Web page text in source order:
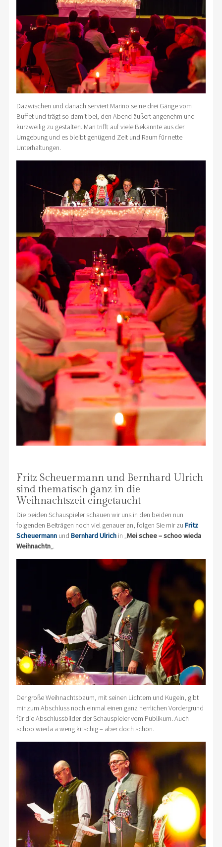
Dazwischen und danach serviert Marino seine drei Gänge vom
Buffet und trägt so damit bei, den Abend äußert angenehm und
kurzweilig zu gestalten. Man trifft auf viele Bekannte aus der
Umgebung und es bleibt genügend Zeit und Raum für nette
Unterhaltungen.
Fritz Scheuermann und Bernhard Ulrich
sind thematisch ganz in die
Weihnachtszeit eingetaucht
Die beiden Schauspieler schauen wir uns in den beiden nun
folgenden Beiträgen noch viel genauer an, folgen Sie mir zu Fritz
Scheuermannund Bernhard Ulrichin „ Mei schee – schoo wieda
Weihnachtn„.
Der große Weihnachtsbaum, mit seinen Lichtern und Kugeln, gibt
mir zum Abschluss noch einmal einen ganz herrlichen Vordergrund
für die Abschlussbilder der Schauspieler vom Publikum. Auch
schoo wieda a weng kitschig – aber doch schön.